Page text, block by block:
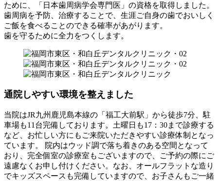
ために、「日本歯周病学会専門医」の資格を取得しました。
歯周病を予防、治療することで、生涯ご自身の歯でおいしく
ご飯を食べることのできる確率があがります。
歯を守るために全力をつくします。
通院しやすい環境を整えました
当院はJR九州鹿児島本線の「福工大前駅」から徒歩7分、駐
車場も11台完備しております。土曜日も17：30まで診療する
など、お忙しい方にもご来院いただきやすい診療体制となっ
ています。 院内はウッド調で落ち着きのある空間となって
おり、完全個室の診療室もございますので、ご予約の際にご
遠慮なくお申し付けください。なお、オールフラットな造り
でキッズスペースも完備していますので、お子さんもご一緒